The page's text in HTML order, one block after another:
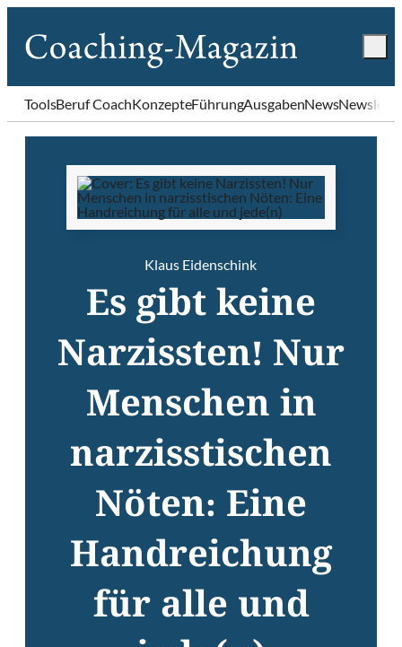
ToolsBeruf CoachKonzepteFührungAusgabenNews
Klaus Eidenschink
Es gibt keine
Narzissten! Nur
Menschen in
narzisstischen
Nöten: Eine
Handreichung
für alle und